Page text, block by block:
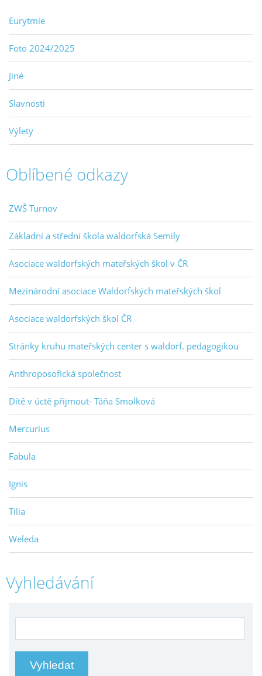
Eurytmie
Foto 2024/2025
Jiné
Slavnosti
Výlety
Oblíbené odkazy
ZWŠ Turnov
Základní a střední škola waldorfská Semily
Asociace waldorfských mateřských škol v ČR
Mezinárodní asociace Waldorfských mateřských škol
Asociace waldorfských škol ČR
Stránky kruhu mateřských center s waldorf. pedagogikou
Anthroposofická společnost
Dítě v úctě přijmout- Táňa Smolková
Mercurius
Fabula
Ignis
Tilia
Weleda
Vyhledávání